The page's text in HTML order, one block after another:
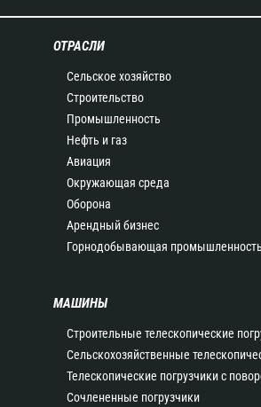
ОТРАСЛИ
Сельское хозяйство
Строительство
Промышленность
Нефть и газ
Авиация
Окружающая среда
Оборона
Арендный бизнес
Горнодобывающая промышленность
МАШИНЫ
Строительные телескопические
Сельскохозяйственные
Телескопические погрузчики с
Сочлененные погрузчики